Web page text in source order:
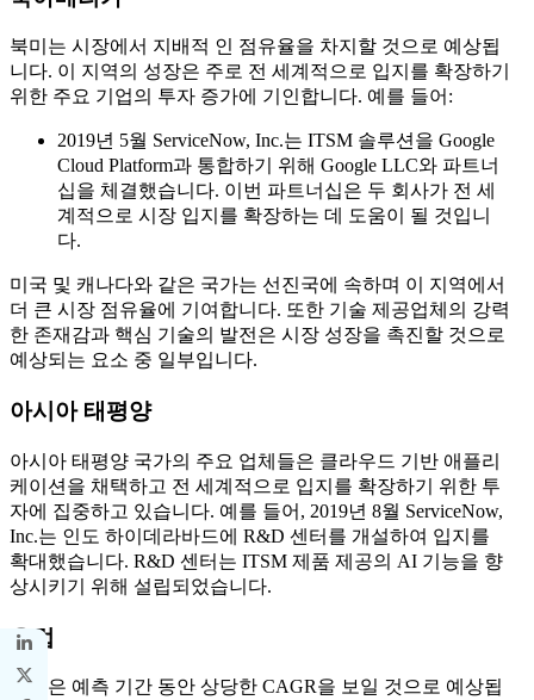
북미는 시장에서 지배적 인 점유율을 차지할 것으로 예상됩
니다. 이 지역의 성장은 주로 전 세계적으로 입지를 확장하기
위한 주요 기업의 투자 증가에 기인합니다. 예를 들어:
2019년 5월 ServiceNow, Inc.는 ITSM 솔루션을 Google
Cloud Platform과 통합하기 위해 Google LLC와 파트너
십을 체결했습니다. 이번 파트너십은 두 회사가 전 세
계적으로 시장 입지를 확장하는 데 도움이 될 것입니
다.
미국 및 캐나다와 같은 국가는 선진국에 속하며 이 지역에서
더 큰 시장 점유율에 기여합니다. 또한 기술 제공업체의 강력
한 존재감과 핵심 기술의 발전은 시장 성장을 촉진할 것으로
예상되는 요소 중 일부입니다.
아시아 태평양
아시아 태평양 국가의 주요 업체들은 클라우드 기반 애플리
케이션을 채택하고 전 세계적으로 입지를 확장하기 위한 투
자에 집중하고 있습니다. 예를 들어, 2019년 8월 ServiceNow,
Inc.는 인도 하이데라바드에 R&D 센터를 개설하여 입지를
확대했습니다. R&D 센터는 ITSM 제품 제공의 AI 기능을 향
상시키기 위해 설립되었습니다.
유럽
유럽은 예측 기간 동안 상당한 CAGR을 보일 것으로 예상됩